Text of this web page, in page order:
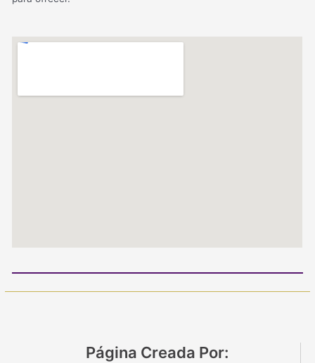
Página Creada Por: